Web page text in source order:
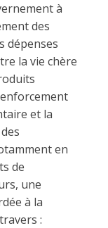
à
des
dépenses
la vie chère
et la
en
de
une
à la
: